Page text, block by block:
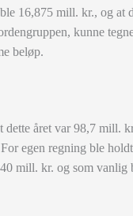
16,875 mill. kr., og at
kunne
beløp.
året var 98,7 mill.
For egen regning ble
mill. kr. og som vanlig